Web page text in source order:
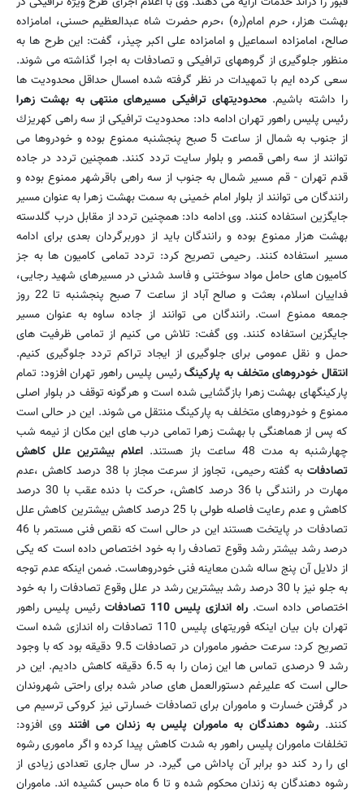
بهشت هزار، حرم امام(ره) ،حرم حضرت شاه عبدالعظیم حسنی، امامزاده
صالح، امامزاده اسماعیل و امامزاده علی اكبر چیذر، گفت: این طرح ها به
منظور جلوگیری از گروههای ترافیكی و تصادفات به اجرا گذاشته می شوند.
سعی كرده ایم با تمهیدات در نظر گرفته شده امسال حداقل محدودیت ها
را داشته باشیم. محدودیتهای ترافیكی مسیرهای منتهی به بهشت زهرا
رئیس پلیس راهور تهران ادامه داد: محدودیت ترافیكی از سه راهی كهریزك
از جنوب به شمال از ساعت 5 صبح پنجشنبه ممنوع بوده و خودروها می
توانند از سه راهی قمصر و بلوار سایت تردد كنند. همچنین تردد در جاده
قدم تهران - قم مسیر شمال به جنوب از سه راهی باقرشهر ممنوع بوده و
رانندگان می توانند از بلوار امام خمینی به سمت بهشت زهرا به عنوان مسیر
جایگزین استفاده كنند. وی ادامه داد: همچنین تردد از مقابل درب گلدسته
بهشت هزار ممنوع بوده و رانندگان باید از دوربرگردان بعدی برای ادامه
مسیر استفاده كنند. رحیمی تصریح كرد: تردد تمامی كامیون ها به جز
كامیون های حامل مواد سوختنی و فاسد شدنی در مسیرهای شهید رجایی،
فداییان اسلام، بعثت و صالح آباد از ساعت 7 صبح پنجشنبه تا 22 روز
جمعه ممنوع است. رانندگان می توانند از جاده ساوه به عنوان مسیر
جایگزین استفاده كنند. وی گفت: تلاش می كنیم از تمامی ظرفیت های
حمل و نقل عمومی برای جلوگیری از ایجاد تراكم تردد جلوگیری كنیم.
انتقال خودروهای متخلف به پاركینگرئیس پلیس راهور تهران افزود: تمام
پاركینگهای بهشت زهرا بازگشایی شده است و هرگونه توقف در بلوار اصلی
ممنوع و خودروهای متخلف به پاركینگ منتقل می شوند. این در حالی است
كه پس از هماهنگی با بهشت زهرا تمامی درب های این مكان از نیمه شب
چهارشنبه به مدت 48 ساعت باز هستند.
اعلام بیشترین علل كاهش
تصادفات
به گفته رحیمی، تجاوز از سرعت مجاز با 38 درصد كاهش ،عدم
مهارت در رانندگی با 36 درصد كاهش، حركت با دنده عقب با 30 درصد
كاهش و عدم رعایت فاصله طولی با 25 درصد كاهش بیشترین كاهش علل
تصادفات در پایتخت هستند این در حالی است كه نقص فنی مستمر با 46
درصد رشد بیشتر رشد وقوع تصادف را به خود اختصاص داده است كه یكی
از دلایل آن پنج ساله شدن معاینه فنی خودروهاست. ضمن اینكه عدم توجه
به جلو نیز با 30 درصد رشد بیشترین رشد در علل وقوع تصادفات را به خود
اختصاص داده است. راه اندازی پلیس 110 تصادفات
رئیس پلیس راهور
تهران بان بیان اینكه فوریتهای پلیس 110 تصادفات راه اندازی شده است
تصریح كرد: سرعت حضور ماموران در تصادفات 9.5 دقیقه بود كه با وجود
رشد 9 درصدی تماس ها این زمان را به 6.5 دقیقه كاهش دادیم. این در
حالی است كه علیرغم دستورالعمل های صادر شده برای راحتی شهروندان
در گرفتن خسارت و ماموران برای تصادفات خسارتی نیز كروكی ترسیم می
كنند. رشوه دهندگان به ماموران پلیس به زندان می افتند وی افزود:
تخلفات ماموران پلیس راهور به شدت كاهش پیدا كرده و اگر ماموری رشوه
ای را رد كند دو برابر آن پاداش می گیرد. در سال جاری تعدادی زیادی از
رشوه دهندگان به زندان محكوم شده و تا 6 ماه حبس كشیده اند. ماموران